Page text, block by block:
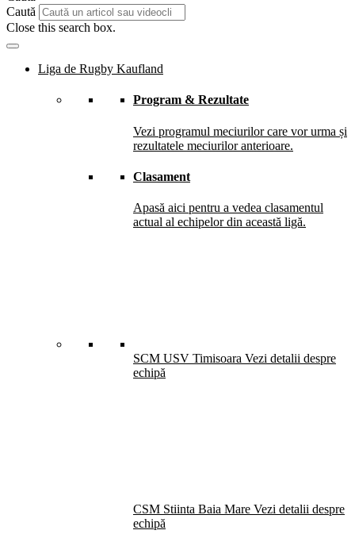
Caută
Close this search box.
Liga de Rugby Kaufland
Program & Rezultate
Vezi programul meciurilor care vor urma și
rezultatele meciurilor anterioare.
Clasament
Apasă aici pentru a vedea clasamentul
actual al echipelor din această ligă.
SCM USV Timisoara Vezi detalii despre
echipă
CSM Stiinta Baia Mare Vezi detalii despre
echipă